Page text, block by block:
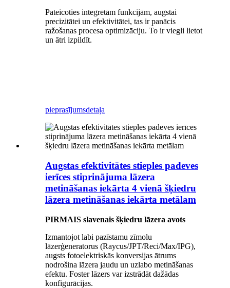
Pateicoties integrētām funkcijām, augstai
precizitātei un efektivitātei, tas ir panācis
ražošanas procesa optimizāciju. To ir viegli lietot
un ātri izpildīt.
pieprasījumsdetaļa
Augstas efektivitātes stieples padeves
ierīces stiprinājuma lāzera
metināšanas iekārta 4 vienā šķiedru
lāzera metināšanas iekārta metālam
PIRMAIS slavenais šķiedru lāzera avots
Izmantojot labi pazīstamu zīmolu
lāzerģeneratorus (Raycus/JPT/Reci/Max/IPG),
augsts fotoelektriskās konversijas ātrums
nodrošina lāzera jaudu un uzlabo metināšanas
efektu. Foster lāzers var izstrādāt dažādas
konfigurācijas.